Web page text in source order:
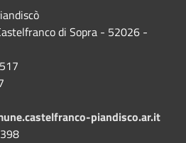
di Sopra - 52026 -
piandisco.ar.it